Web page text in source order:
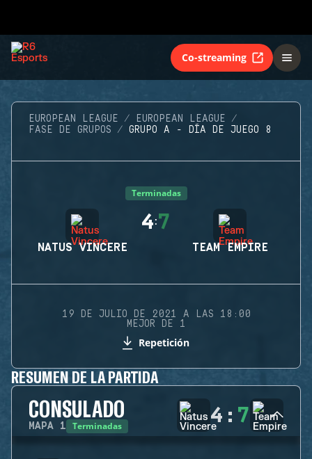
Co-streaming
EUROPEAN LEAGUE
EUROPEAN LEAGUE
FASE DE GRUPOS
GRUPO A - DÍA DE JUEGO 8
Terminadas
NATUS VINCERE
4:7
TEAM EMPIRE
19 DE JULIO DE 2021 A LAS 18:00
MEJOR DE 1
Repetición
RESUMEN DE LA PARTIDA
CONSULADO
MAPA 1 Terminadas 4 : 7